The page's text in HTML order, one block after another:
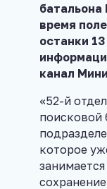
время
останки
канал
«52-й
поисковой
которое